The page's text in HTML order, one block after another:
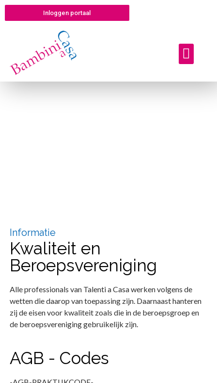
Inloggen portaal
Informatie
Kwaliteit en
Beroepsvereniging
Alle professionals van Talenti a Casa werken volgens de
wetten die daarop van toepassing zijn. Daarnaast hanteren
zij de eisen voor kwaliteit zoals die in de beroepsgroep en
de beroepsvereniging gebruikelijk zijn.
AGB - Codes